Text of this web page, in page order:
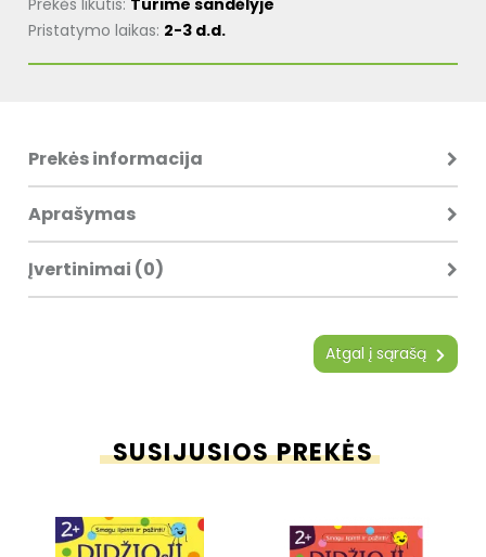
Prekės likutis: Turime sandėlyje
Pristatymo laikas: 2-3 d.d.
Prekės informacija
Aprašymas
Įvertinimai (0)
Atgal į sąrašą
SUSIJUSIOS PREKĖS